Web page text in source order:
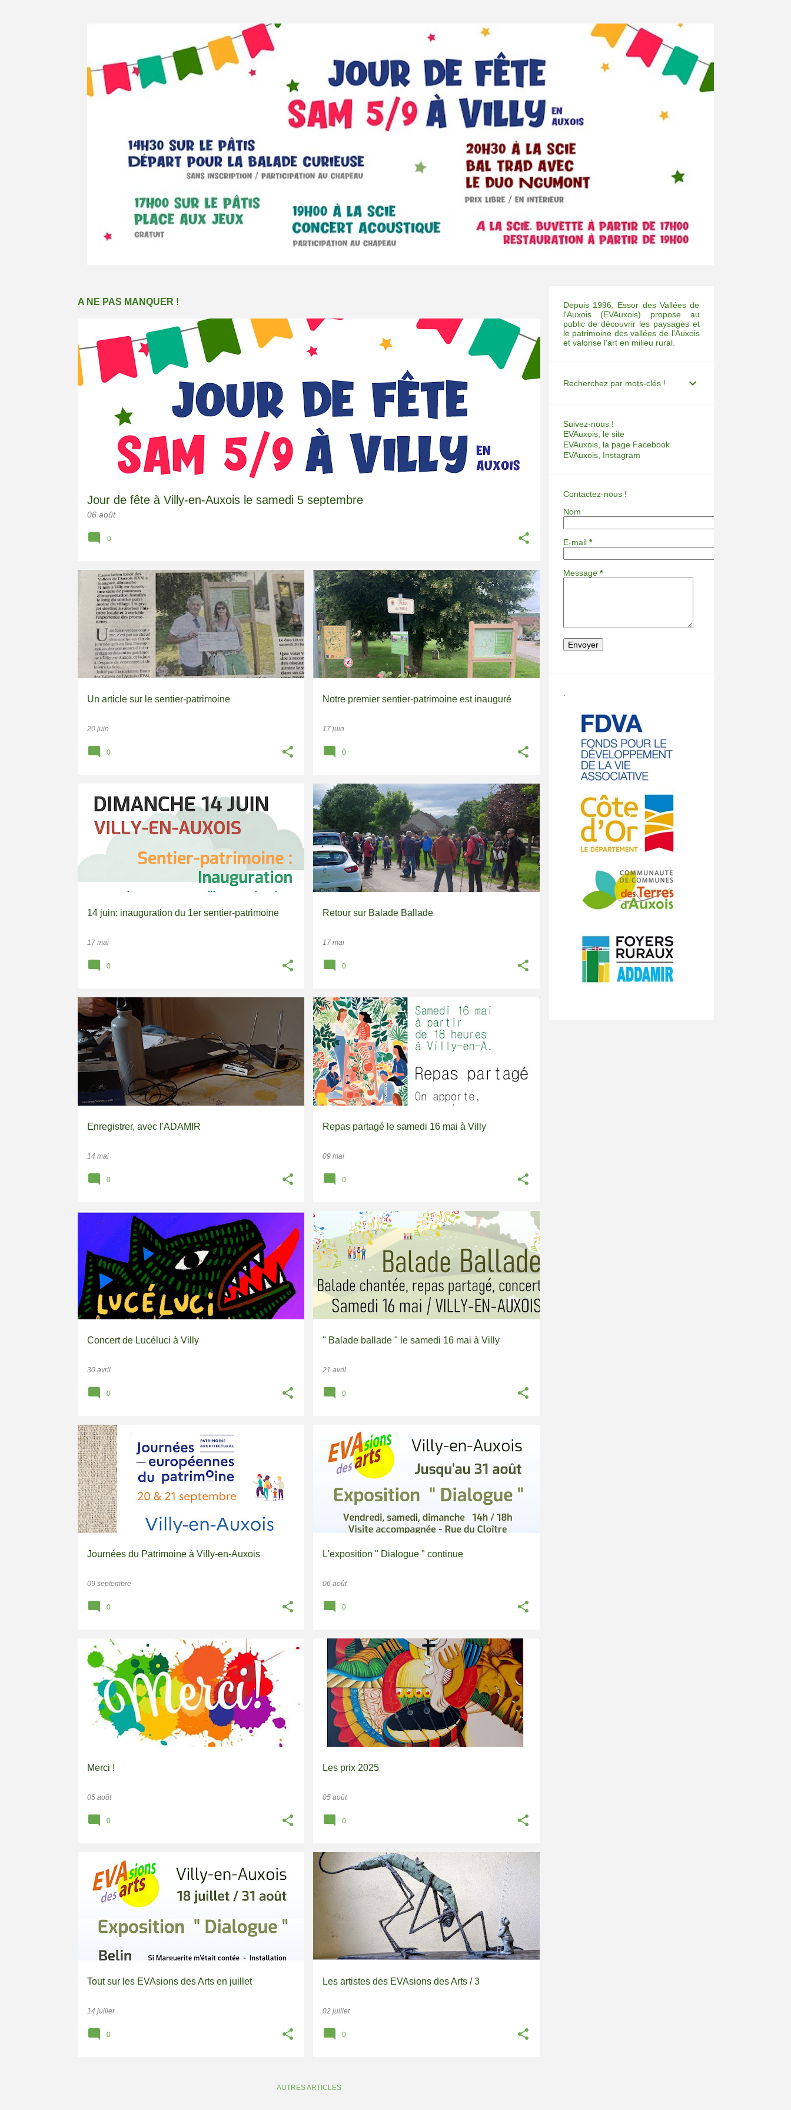
A
r
i
c
e
A NE PAS MANQUER !
Jour de fête à Villy-en-Auxois le samedi 5 septembre
06 août
FÊTES SENTIERS SPECTACLE
0
Un article sur le sentier-patrimoine
20 juin
PATRIMOINE RANDOS-PATRIMOINE SENTIERS
0
Notre premier sentier-patrimoine est inauguré
17 juin
PATRIMOINE RANDOS-PATRIMOINE SENTIERS
0
14 juin: inauguration du 1er sentier-patrimoine
17 mai
PATRIMOINE RANDOS-PATRIMOINE SENTIERS
0
Retour sur Balade Ballade
17 mai
BALADE BALLADE SENTIERS SPECTACLE
0
Enregistrer, avec l'ADAMIR
14 mai
0
Repas partagé le samedi 16 mai à Villy
09 mai
SENTIERS SPECTACLE
0
Concert de Lucéluci à Villy
30 avril
0
" Balade ballade " le samedi 16 mai à Villy
21 avril
0
Journées du Patrimoine à Villy-en-Auxois
09 septembre
PATRIMOINE
0
L'exposition " Dialogue " continue
06 août
ARTS EVASIONS DES ARTS 2025
0
Merci !
05 août
EVASIONS DES ARTS 2025
0
Les prix 2025
05 août
EVASIONS DES ARTS 2025
0
Tout sur les EVAsions des Arts en juillet
14 juillet
EVASIONS DES ARTS 2025 RURALITÉ
0
Les artistes des EVAsions des Arts / 3
02 juillet
EVASIONS DES ARTS 2025
0
AUTRES ARTICLES
Depuis 1996, Essor des Vallées de
l'Auxois (EVAuxois) propose au
public de découvrir les paysages et
le patrimoine des vallées de l'Auxois
et valorise l'art en milieu rural.
Recherchez par mots-clés !
Suivez-nous !
EVAuxois, le site
EVAuxois, la page Facebook
EVAuxois, Instagram
Contactez-nous !
Nom
E-mail *
Message *